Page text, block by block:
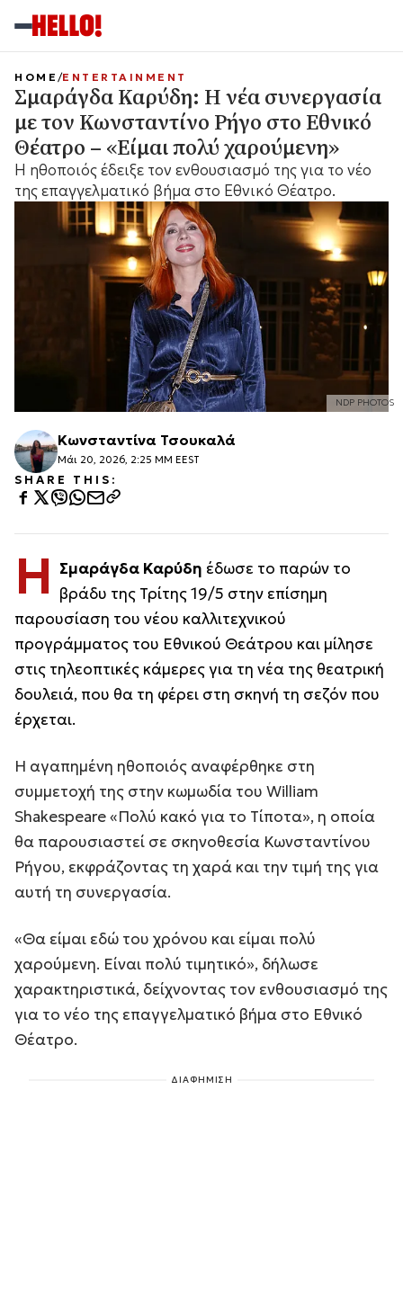
NDP PHOTOS
HOME ENTERTAINMENT
Σμαράγδα Καρύδη: Η νέα συνεργασία
με τον Κωνσταντίνο Ρήγο στο Εθνικό
Θέατρο – «Είμαι πολύ χαρούμενη»
Η ηθοποιός έδειξε τον ενθουσιασμό της για το νέο
της επαγγελματικό βήμα στο Εθνικό Θέατρο.
Κωνσταντίνα Τσουκαλά
Μάι 20, 2026, 2:25 ΜΜ EEST
SHARE THIS:
Η Σμαράγδα Καρύδη έδωσε το παρών το
βράδυ της Τρίτης 19/5 στην επίσημη
παρουσίαση του νέου καλλιτεχνικού
προγράμματος του Εθνικού Θεάτρου και μίλησε
στις τηλεοπτικές κάμερες για τη νέα της θεατρική
δουλειά, που θα τη φέρει στη σκηνή τη σεζόν που
έρχεται.
Η αγαπημένη ηθοποιός αναφέρθηκε στη
συμμετοχή της στην κωμωδία του William
Shakespeare «Πολύ κακό για το Τίποτα», η οποία
θα παρουσιαστεί σε σκηνοθεσία Κωνσταντίνου
Ρήγου, εκφράζοντας τη χαρά και την τιμή της για
αυτή τη συνεργασία.
«Θα είμαι εδώ του χρόνου και είμαι πολύ
χαρούμενη. Είναι πολύ τιμητικό», δήλωσε
χαρακτηριστικά, δείχνοντας τον ενθουσιασμό της
για το νέο της επαγγελματικό βήμα στο Εθνικό
Θέατρο.
ΔΙΑΦΗΜΙΣΗ